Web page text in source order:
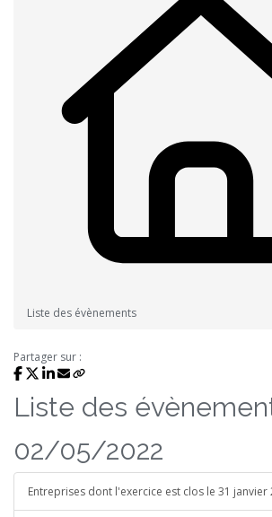
Liste des évènements
Partager sur :
Liste des
02/05/2022
Entreprises dont l'exercice est clos le 31 janvier